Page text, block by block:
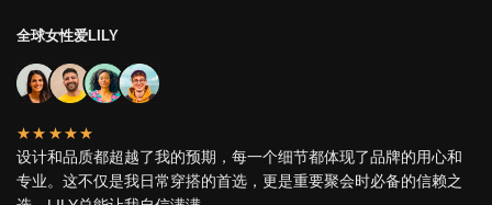
全球女性爱LILY
★★★★★
设计和品质都超越了我的预期，每一个细节都体现了品牌的用心和
专业。这不仅是我日常穿搭的首选，更是重要聚会时必备的信赖之